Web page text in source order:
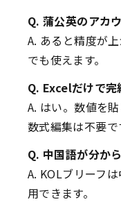
Q. 蒲公英のアカ
A. あると精度が
でも使えます。
Q. Excelだけで完
A. はい。数値を
数式編集は不要で
Q. 中国語が分か
A. KOLブリーフ
用できます。